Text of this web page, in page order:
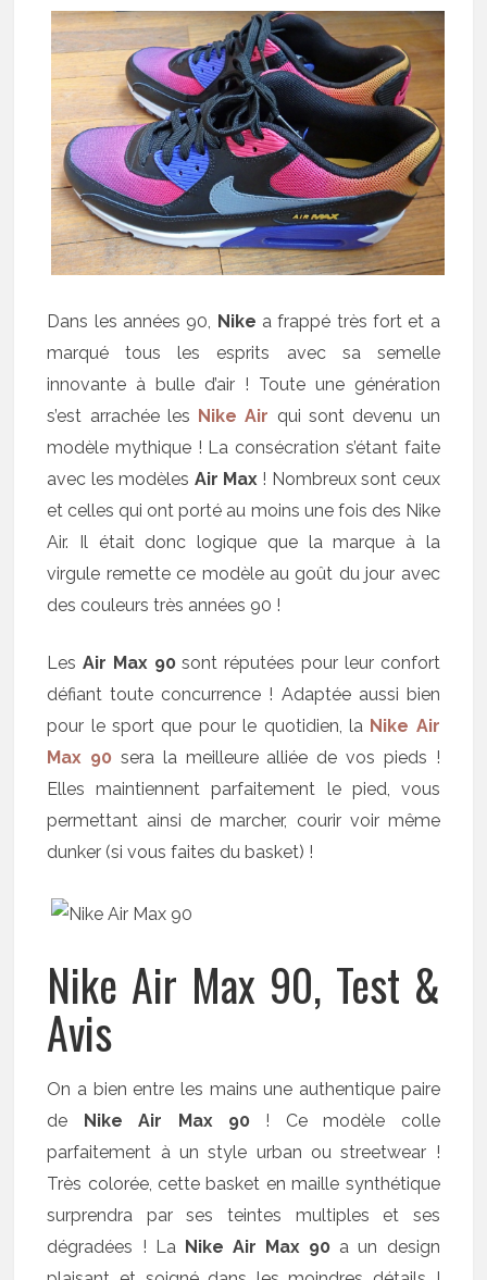
Dans les années 90, Nike a frappé très fort et a
marqué tous les esprits avec sa semelle
innovante à bulle d’air ! Toute une génération
s’est arrachée les Nike Air qui sont devenu un
modèle mythique ! La consécration s’étant faite
avec les modèles Air Max ! Nombreux sont ceux
et celles qui ont porté au moins une fois des Nike
Air. Il était donc logique que la marque à la
virgule remette ce modèle au goût du jour avec
des couleurs très années 90 !
LesAir Max 90sont réputées pour leur confort
défiant toute concurrence ! Adaptée aussi bien
pour le sport que pour le quotidien, la Nike Air
Max 90 sera la meilleure alliée de vos pieds !
Elles maintiennent parfaitement le pied, vous
permettant ainsi de marcher, courir voir même
dunker (si vous faites du basket) !
Nike Air Max 90, Test &
Avis
On a bien entre les mains une authentique paire
de
Nike Air Max 90 ! Ce modèle colle
parfaitement à un style urban ou streetwear !
Très colorée, cette basket en maille synthétique
surprendra par ses teintes multiples et ses
dégradées ! La Nike Air Max 90 a un design